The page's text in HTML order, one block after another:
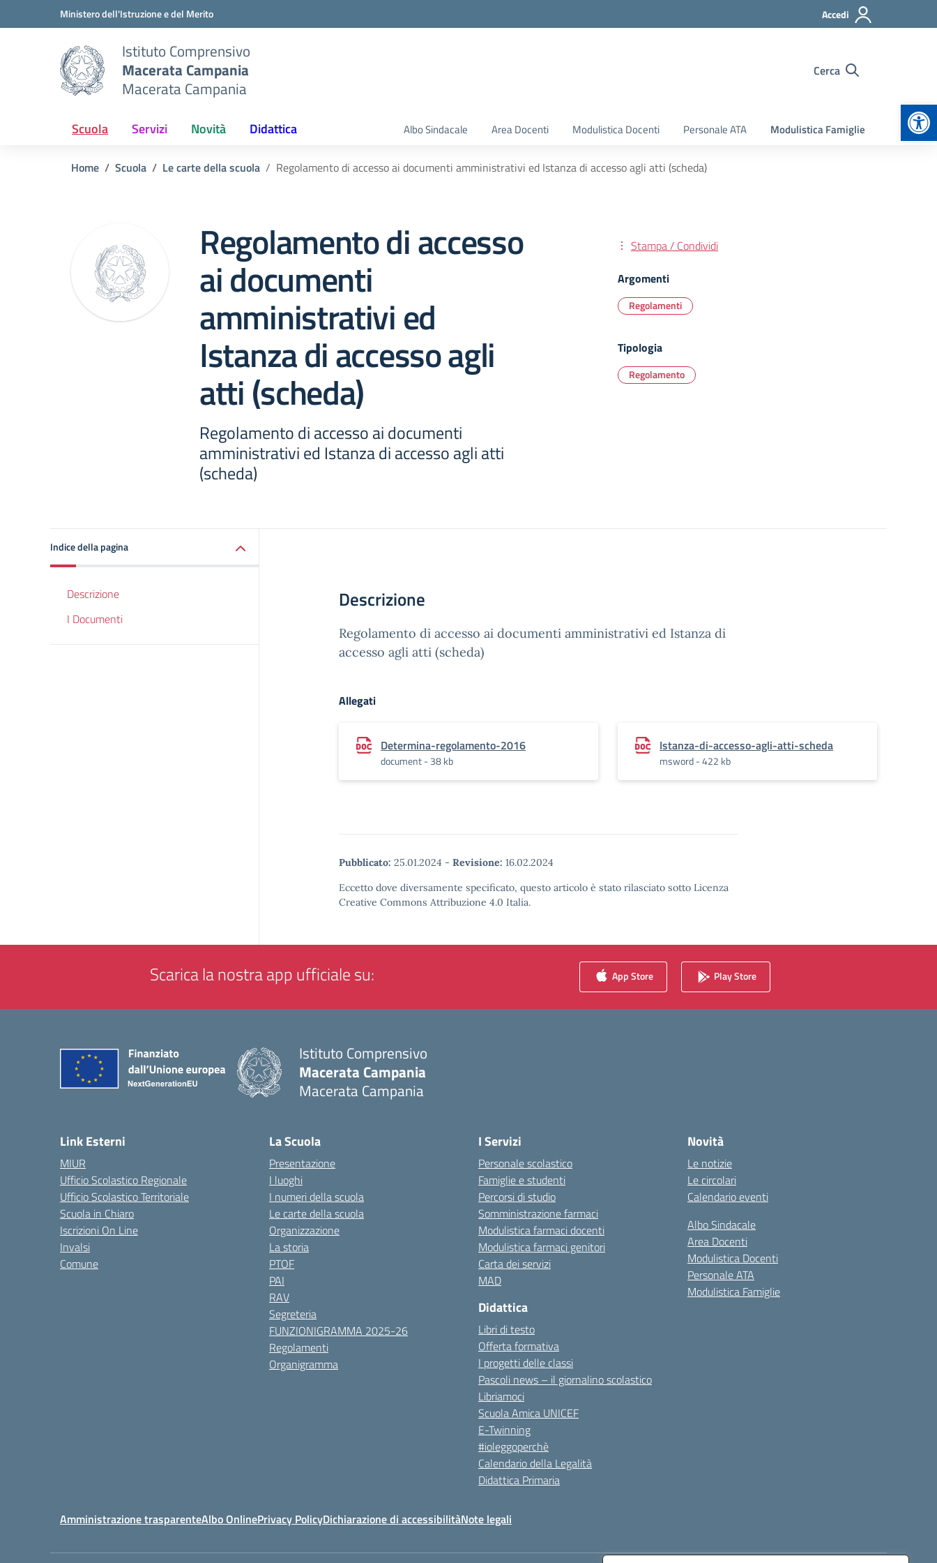
Vai ai contenuti
Vai al menu di navigazioneMinistero dell'Istruzione e del Merito Accedi
Istituto Comprensivo
Macerata Campania
Macerata Campania
Cerca
Scuola Servizi Novità Didattica Albo Sindacale Area Docenti Modulistica Docenti Personale ATA Modulistica Famiglie
Home Scuola Le carte della scuola Regolamento di accesso ai documenti amministrativi ed Istanza di accesso agli atti (scheda)
Regolamento di accesso
ai documenti
amministrativi ed
Istanza di accesso agli
atti (scheda)
Regolamento di accesso ai documenti
amministrativi ed Istanza di accesso agli atti
(scheda)
Stampa / Condividi
Argomenti
Regolamenti
Tipologia
Regolamento
Indice della pagina
Descrizione
I Documenti
Descrizione
Regolamento di accesso ai documenti amministrativi ed Istanza di
accesso agli atti (scheda)
Allegati
Determina-regolamento-2016
document - 38 kb
Istanza-di-accesso-agli-atti-scheda
msword - 422 kb
Pubblicato: 25.01.2024 - Revisione: 16.02.2024
Eccetto dove diversamente specificato, questo articolo è stato rilasciato sotto Licenza
Creative Commons Attribuzione 4.0 Italia.
Scarica la nostra app ufficiale su: App Store Play Store
Istituto Comprensivo
Macerata Campania
Macerata Campania
Link Esterni
MIUR
Ufficio Scolastico Regionale
Ufficio Scolastico Territoriale
Scuola in Chiaro
Iscrizioni On Line
Invalsi
Comune
La Scuola
Presentazione
I luoghi
I numeri della scuola
Le carte della scuola
Organizzazione
La storia
PTOF
PAI
RAV
Segreteria
FUNZIONIGRAMMA 2025-26
Regolamenti
Organigramma
I Servizi
Personale scolastico
Famiglie e studenti
Percorsi di studio
Somministrazione farmaci
Modulistica farmaci docenti
Modulistica farmaci genitori
Carta dei servizi
MAD
Didattica
Libri di testo
Offerta formativa
I progetti delle classi
Pascoli news – il giornalino scolastico
Libriamoci
Scuola Amica UNICEF
E-Twinning
#ioleggoperchè
Calendario della Legalità
Didattica Primaria
Novità
Le notizie
Le circolari
Calendario eventi
Albo Sindacale
Area Docenti
Modulistica Docenti
Personale ATA
Modulistica Famiglie
Amministrazione trasparenteAlbo OnlinePrivacy PolicyDichiarazione di accessibilitàNote legali